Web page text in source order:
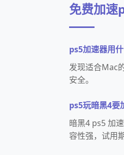
免费加速
ps5加速器用
发现适合Mac
安全。
ps5玩暗黑4要
暗黑4 ps5 加
容性强，试用